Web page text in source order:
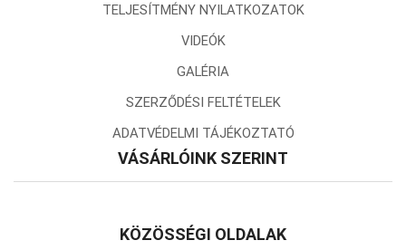
TELJESÍTMÉNY NYILATKOZATOK
VIDEÓK
GALÉRIA
SZERZŐDÉSI FELTÉTELEK
ADATVÉDELMI TÁJÉKOZTATÓ
VÁSÁRLÓINK SZERINT
KÖZÖSSÉGI OLDALAK